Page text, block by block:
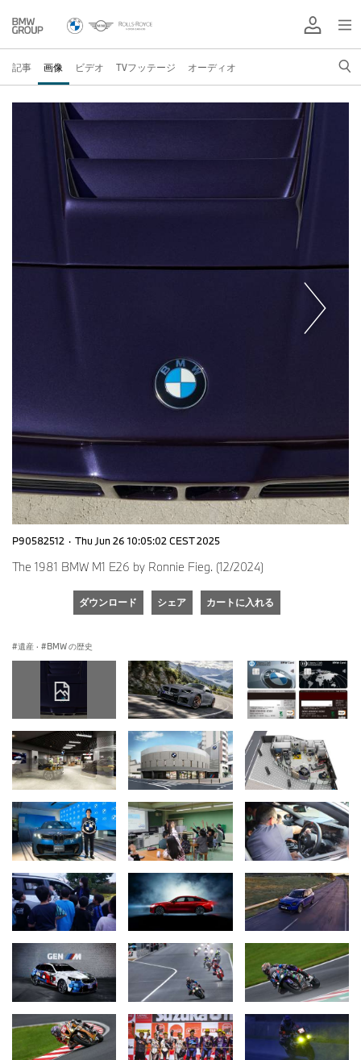
記事 画像 ビデオ TVフッテージ オーディオ
P90582512 · Thu Jun 26 10:05:02 CEST 2025
The 1981 BMW M1 E26 by Ronnie Fieg. (12/2024)
ダウンロード シェア カートに入れる
遺産 · BMW の歴史